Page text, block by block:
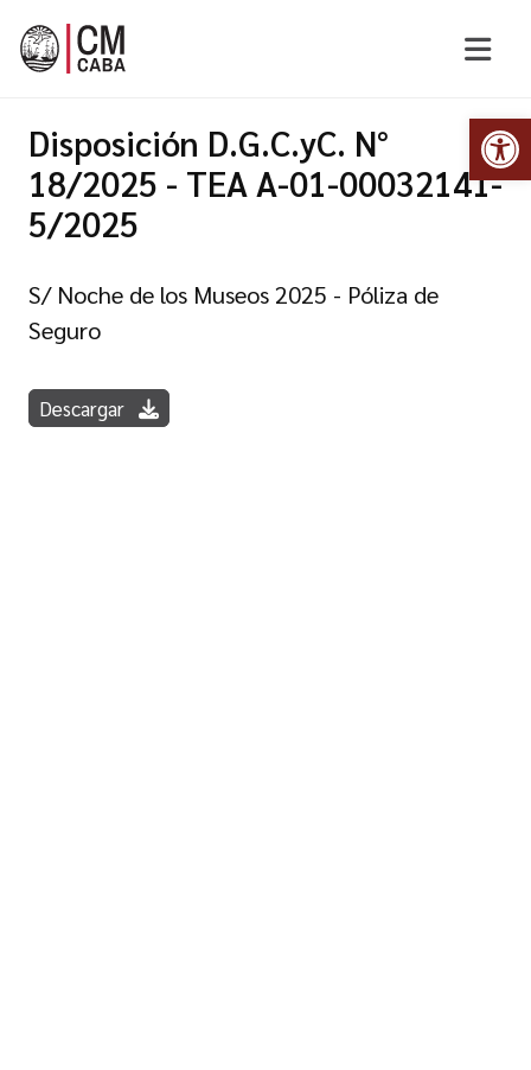
Disposición D.G.C.yC. N°
18/2025 - TEA A-01-00032141-
5/2025
S/ Noche de los Museos 2025 - Póliza de
Seguro
Descargar